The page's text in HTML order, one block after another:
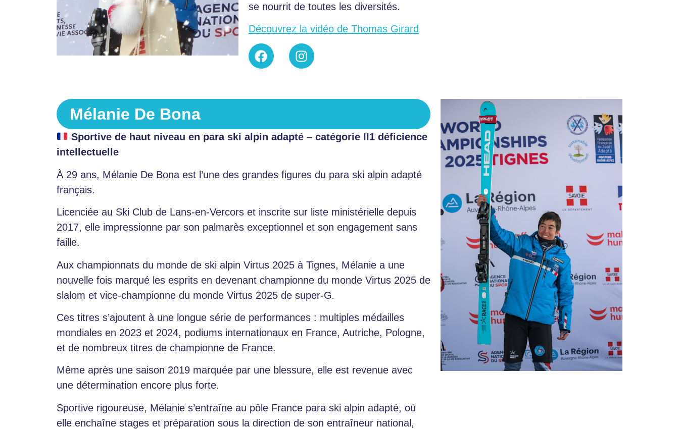
se nourrit de toutes les diversités.
Découvrez la vidéo de Thomas Girard
Mélanie De Bona
Sportive de haut niveau en para ski alpin adapté – catégorie II1 déficience
intellectuelle
À 29 ans, Mélanie De Bona est l’une des grandes figures du para ski alpin adapté
français.
Licenciée au Ski Club de Lans-en-Vercors et inscrite sur liste ministérielle depuis
2017, elle impressionne par son palmarès exceptionnel et son engagement sans
faille.
Aux championnats du monde de ski alpin Virtus 2025 à Tignes, Mélanie a une
nouvelle fois marqué les esprits en devenant championne du monde Virtus 2025 de
slalom et vice-championne du monde Virtus 2025 de super-G.
Ces titres s’ajoutent à une longue série de performances : multiples médailles
mondiales en 2023 et 2024, podiums internationaux en France, Autriche, Pologne,
et de nombreux titres de championne de France.
Même après une saison 2019 marquée par une blessure, elle est revenue avec
une détermination encore plus forte.
Sportive rigoureuse, Mélanie s’entraîne au pôle France para ski alpin adapté, où
elle enchaîne stages et préparation sous la direction de son entraîneur national,